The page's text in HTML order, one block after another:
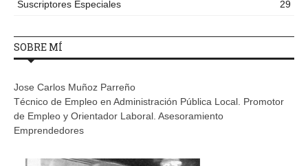
Suscriptores Especiales
29
SOBRE MÍ
Jose Carlos Muñoz Parreño
Técnico de Empleo en Administración Pública Local. Promotor
de Empleo y Orientador Laboral. Asesoramiento
Emprendedores